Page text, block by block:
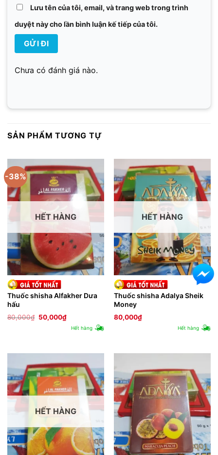
Lưu tên của tôi, email, và trang web trong trình
duyệt này cho lần bình luận kế tiếp của tôi.
Chưa có đánh giá nào.
SẢN PHẨM TƯƠNG TỰ
-38%
HẾT HÀNG
Thuốc shisha Alfakher Dưa
hấu
80,000₫ Giá
gốc
50,000₫Giá
hiện
tạiHết hàng
HẾT HÀNG
Thuốc shisha Adalya Sheik
Money
80,000₫
Hết hàng
HẾT HÀNG